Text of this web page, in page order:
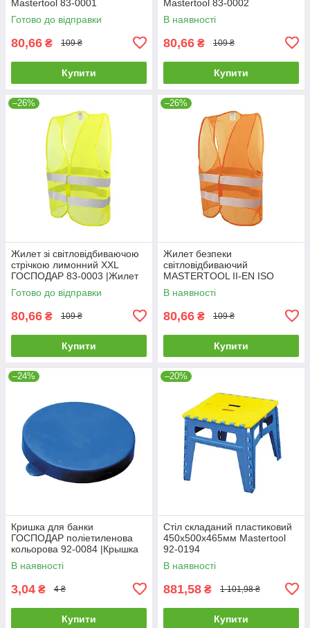
Mastertool 83-0001
Готово до відправки
80,66 ₴ 109 ₴
Купити
Mastertool 83-0002
В наявності
80,66 ₴ 109 ₴
Купити
–26%
Жилет зi свiтловідбиваючою
стрiчкою лимонний XXL
ГОСПОДАР 83-0003 |Жилет
со светоотражающей лентой
лимонный XXL ГОСПОДАР
Готово до відправки
80,66 ₴ 109 ₴
Купити
–26%
Жилет безпеки
світловідбиваючий
MASTERTOOL II-EN ISO
13688 EN ISO 20471 XXL
помаранчевий 83-0004
В наявності
80,66 ₴ 109 ₴
Купити
–24%
Кришка для банки
ГОСПОДАР поліетиленова
кольорова 92-0084 |Крышка
для банки ГОСПОДАР
полиэтиленовая цветная 92-
В наявності
3,04 ₴ 4 ₴
Купити
–20%
Стіл складаний пластиковий
450х500х465мм Mastertool
92-0194
В наявності
881,58 ₴ 1 101,98 ₴
Купити